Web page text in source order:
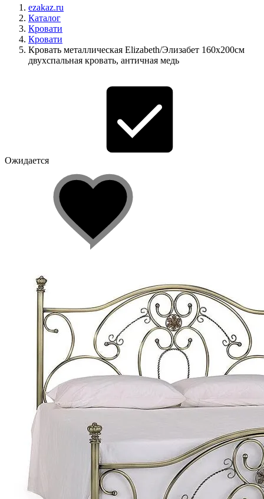
ezakaz.ru
Каталог
Кровати
Кровати
Кровать металлическая Elizabeth/Элизабет 160х200см
двухспальная кровать, античная медь
Ожидается